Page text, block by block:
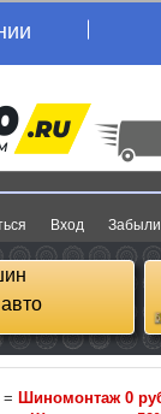
Вход
= Шиномонтаж 0